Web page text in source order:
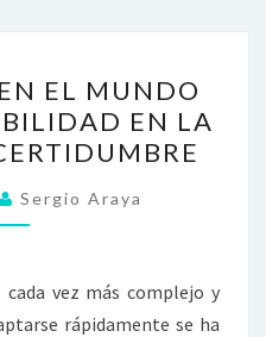
EN
EL
MUNDO
VUCA:
ADAPTABILIDAD
LA
ERA
EL MUNDO
EN LA
Sergio Araya
vez más complejo y
rápidamente se ha